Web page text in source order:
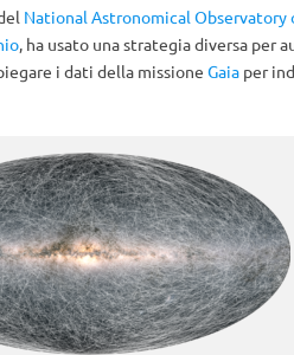
National Astronomical Observatory
, ha usato una strategia diversa per
i dati della missione Gaiaper